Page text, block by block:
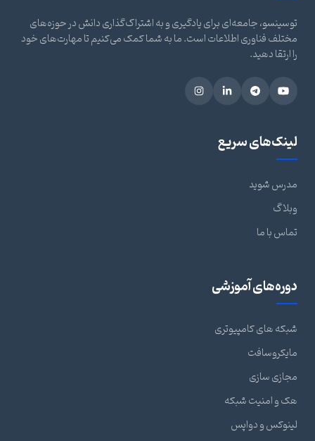
توسینسو، جامعه‌ای برای یادگیری و به اشتراک‌گذاری دانش در حوزه‌های
مختلف فناوری اطلاعات است. ما به شما کمک می‌کنیم تا مهارت‌های خود
را ارتقا دهید.
لینک‌های سریع
مدرس شوید
وبلاگ
تماس با ما
دوره‌های آموزشی
شبکه های کامپیوتری
مایکروسافت
مجازی سازی
هک و امنیت شبکه
لینوکس و دواپس